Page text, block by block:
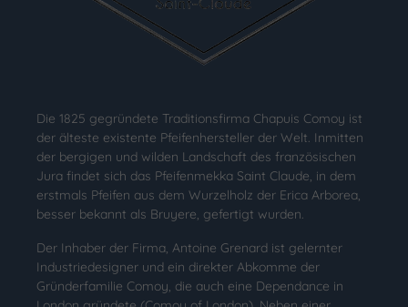
Die 1825 gegründete Traditionsfirma Chapuis Comoy ist
der älteste existente Pfeifenhersteller der Welt. Inmitten
der bergigen und wilden Landschaft des französischen
Jura findet sich das Pfeifenmekka Saint Claude, in dem
erstmals Pfeifen aus dem Wurzelholz der Erica Arborea,
besser bekannt als Bruyere, gefertigt wurden.
Der Inhaber der Firma, Antoine Grenard ist gelernter
Industriedesigner und ein direkter Abkomme der
Gründerfamilie Comoy, die auch eine Dependance in